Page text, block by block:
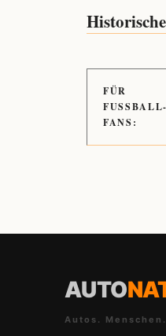
FÜR
FUSSBALL-
FANS:
AUTO
Autos.